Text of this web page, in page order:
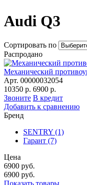
Audi Q3
Сортировать по
Распродано
Механический
Арт. 00000032054
10350 р. 6900 р.
Звоните В кредит
Добавить к сравнению
Бренд
SENTRY (1)
Гарант (7)
Цена
6900 руб.
6900 руб.
Показать товары